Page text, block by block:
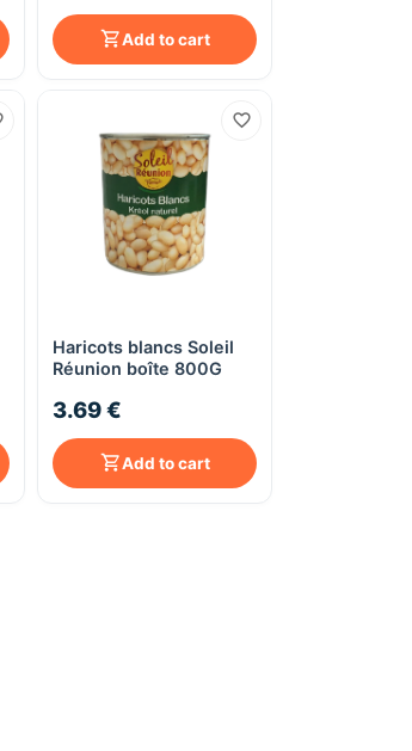
Add to cart
Quick View
Haricots blancs Soleil
Réunion boîte 800G
3.69 €
Add to cart